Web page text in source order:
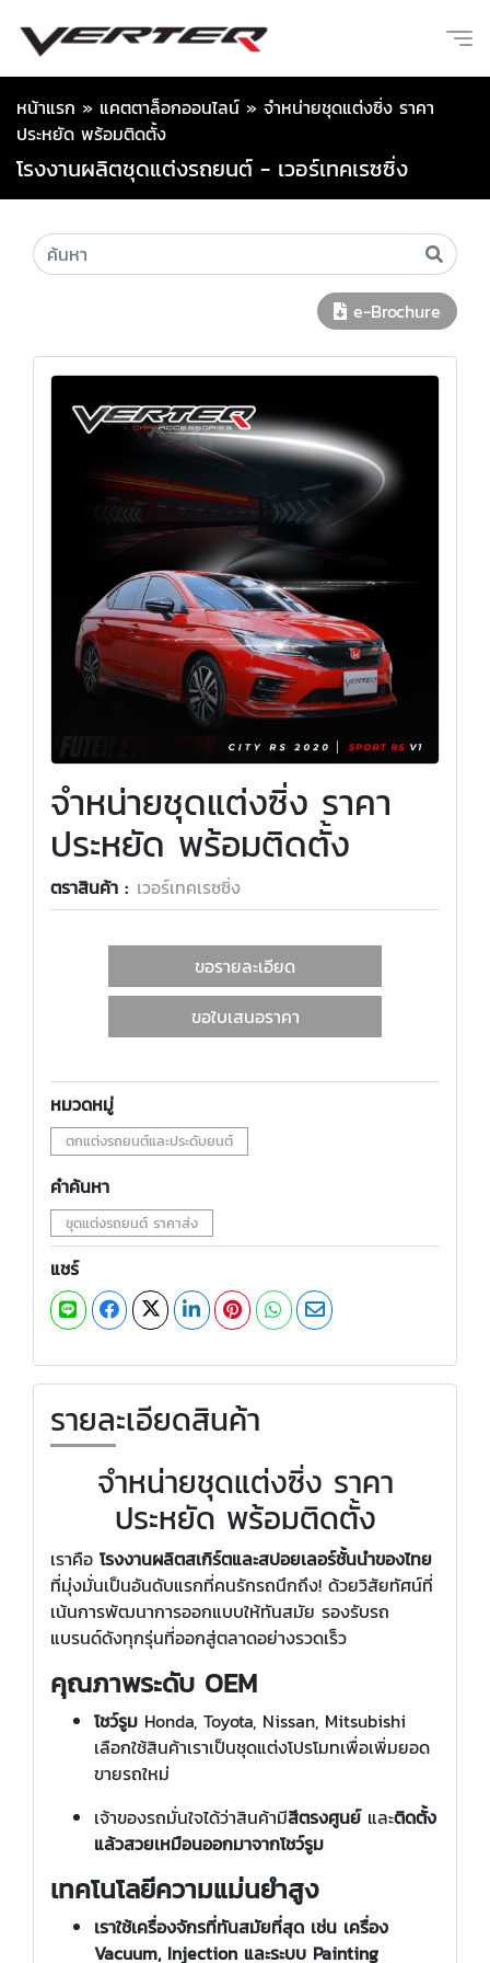
หน้าแรก » แคตตาล็อกออนไลน์ » จำหน่ายชุดแต่งซิ่ง ราคา
ประหยัด พร้อมติดตั้ง
โรงงานผลิตชุดแต่งรถยนต์ - เวอร์เทคเรซซิ่ง
e-Brochure
จำหน่ายชุดแต่งซิ่ง ราคา
ประหยัด พร้อมติดตั้ง
ตราสินค้า : เวอร์เทคเรซซิ่ง
ขอรายละเอียด
ขอใบเสนอราคา
หมวดหมู่
ตกแต่งรถยนต์และประดับยนต์
คำค้นหา
ชุดแต่งรถยนต์ ราคาส่ง
แชร์
รายละเอียดสินค้า
จำหน่ายชุดแต่งซิ่ง ราคา
ประหยัด พร้อมติดตั้ง
เราคือ โรงงานผลิตสเกิร์ตและสปอยเลอร์ชั้นนำของไทย
ที่มุ่งมั่นเป็นอันดับแรกที่คนรักรถนึกถึง! ด้วยวิสัยทัศน์ที่
เน้นการพัฒนาการออกแบบให้ทันสมัย รองรับรถ
แบรนด์ดังทุกรุ่นที่ออกสู่ตลาดอย่างรวดเร็ว
คุณภาพระดับ OEM
โชว์รูม Honda, Toyota, Nissan, Mitsubishi
เลือกใช้สินค้าเราเป็นชุดแต่งโปรโมทเพื่อเพิ่มยอด
ขายรถใหม่
เจ้าของรถมั่นใจได้ว่าสินค้ามีสีตรงศูนย์และติดตั้ง
แล้วสวยเหมือนออกมาจากโชว์รูม
เทคโนโลยีความแม่นยำสูง
เราใช้เครื่องจักรที่ทันสมัยที่สุด เช่น เครื่อง
Vacuum, Injection และระบบ Painting